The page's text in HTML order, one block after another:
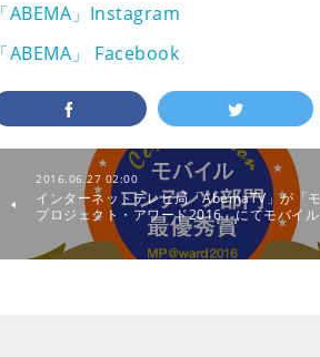
「ABEMA」Instagram
「ABEMA」 Facebook
2016.06.27 02:00
インターネットテレビ局「AbemaTV」が「
プロジェクト・アワード2016」にてモバイ